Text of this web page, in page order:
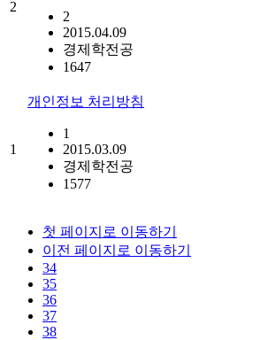
2
2
2015.04.09
경제학전공
1647
1
개인정보 처리방침
1
2015.03.09
경제학전공
1577
첫 페이지로 이동하기
이전 페이지로 이동하기
34
35
36
37
38